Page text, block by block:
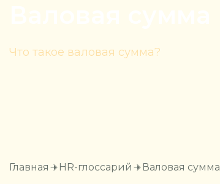
Что такое валовая сумма?
Главная HR-глоссарий Валовая сумма